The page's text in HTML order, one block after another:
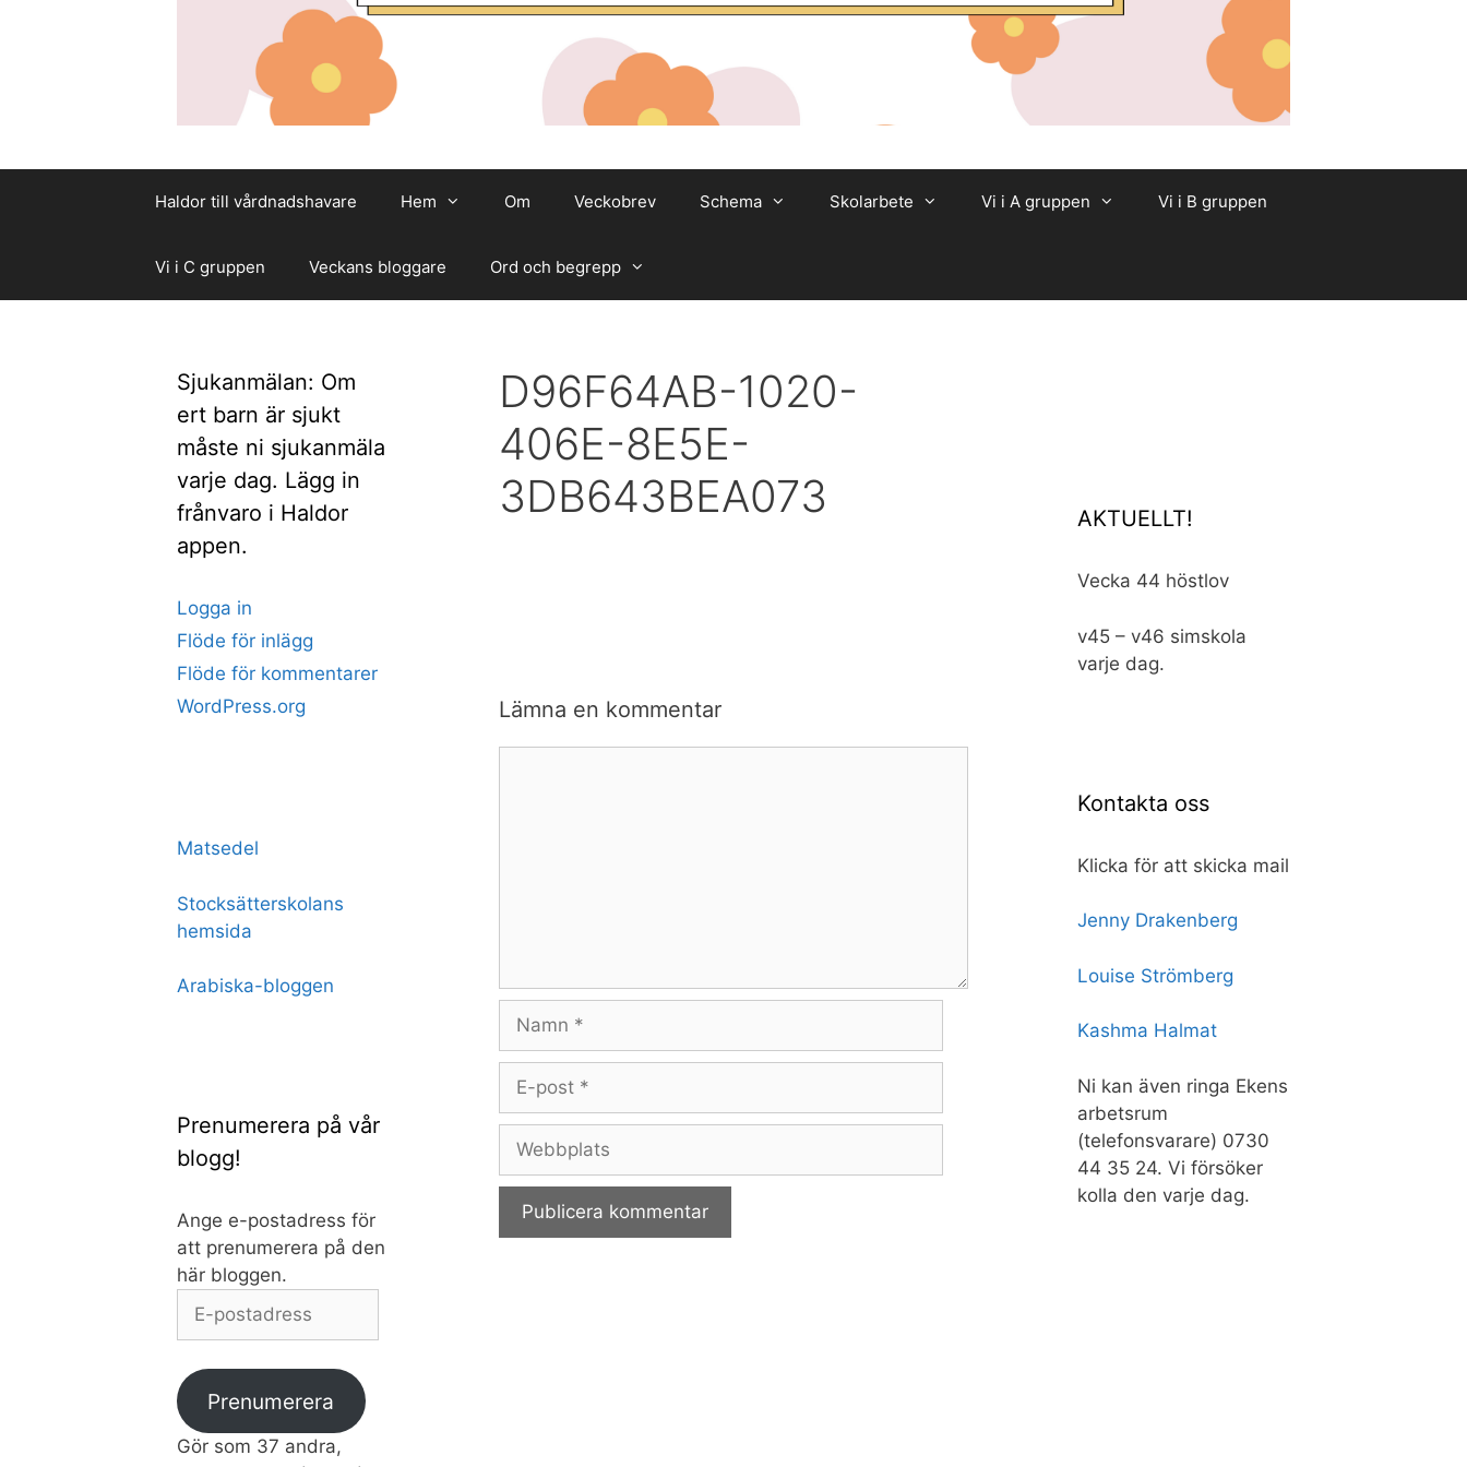
Haldor till vårdnadshavare Hem Om Veckobrev Schema Skolarbete Vi i A gruppen Vi i B gruppen
Vi i C gruppen Veckans bloggare Ord och begrepp
D96F64AB-1020-
406E-8E5E-
3DB643BEA073
Lämna en kommentar
Namn
Webbplats
Sjukanmälan: Om
ert barn är sjukt
måste ni sjukanmäla
varje dag. Lägg in
frånvaro i Haldor
appen.
Logga in
Flöde för inlägg
Flöde för kommentarer
WordPress.org
Matsedel
Stocksätterskolans
hemsida
Arabiska-bloggen
Prenumerera på vår
blogg!
Ange e-postadress för
att prenumerera på den
här bloggen.
postadress
Prenumerera
Gör som 37 andra,
AKTUELLT!
Vecka 44 höstlov
v45 – v46 simskola
varje dag.
Kontakta oss
Klicka för att skicka mail
Jenny Drakenberg
Louise Strömberg
Kashma Halmat
Ni kan även ringa Ekens
arbetsrum
(telefonsvarare) 0730
44 35 24. Vi försöker
kolla den varje dag.